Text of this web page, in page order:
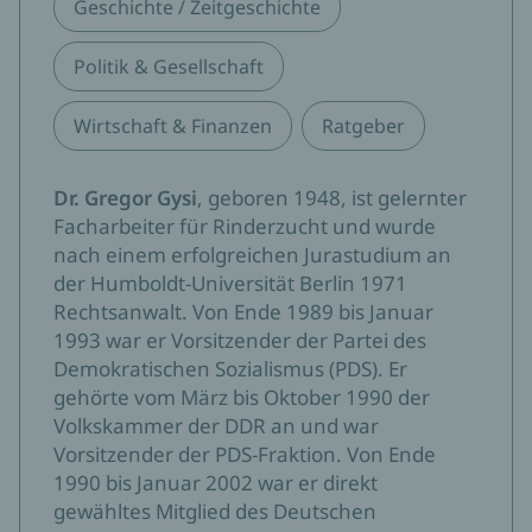
Geschichte / Zeitgeschichte
Politik & Gesellschaft
Wirtschaft & Finanzen Ratgeber
Dr. Gregor Gysi, geboren 1948, ist gelernter
Facharbeiter für Rinderzucht und wurde
nach einem erfolgreichen Jurastudium an
der Humboldt-Universität Berlin 1971
Rechtsanwalt. Von Ende 1989 bis Januar
1993 war er Vorsitzender der Partei des
Demokratischen Sozialismus (PDS). Er
gehörte vom März bis Oktober 1990 der
Volkskammer der DDR an und war
Vorsitzender der PDS-Fraktion. Von Ende
1990 bis Januar 2002 war er direkt
gewähltes Mitglied des Deutschen